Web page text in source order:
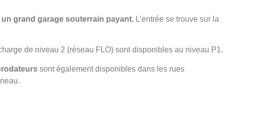
grand garage souterrain payant. L’entrée se trouve sur la
de niveau 2 (réseau FLO) sont disponibles au niveau P1.
sont également disponibles dans les rues